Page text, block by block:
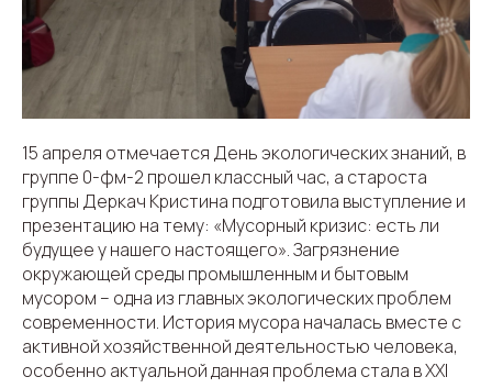
15 апреля отмечается День экологических знаний, в
группе 0-фм-2 прошел классный час, а староста
группы Деркач Кристина подготовила выступление и
презентацию на тему: «Мусорный кризис: есть ли
будущее у нашего настоящего». Загрязнение
окружающей среды промышленным и бытовым
мусором – одна из главных экологических проблем
современности. История мусора началась вместе с
активной хозяйственной деятельностью человека,
особенно актуальной данная проблема стала в XXI